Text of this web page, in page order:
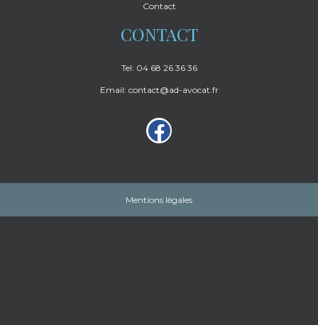
Contact
CONTACT
Tel: 04 68 26 36 36
Email: contact@ad-avocat.fr
Mentions légales